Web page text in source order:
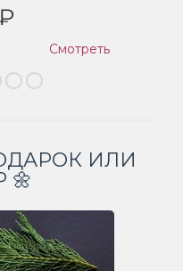
Смотреть
ИЛИ
🌼